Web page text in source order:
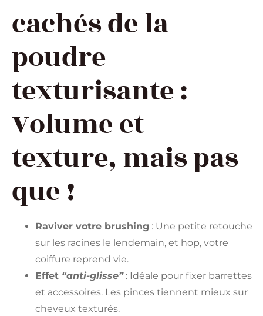
cachés de la
poudre
texturisante :
Volume et
texture, mais pas
que !
Raviver votre brushing : Une petite retouche
sur les racines le lendemain, et hop, votre
coiffure reprend vie.
Effet “anti-glisse”: Idéale pour fixer barrettes
et accessoires. Les pinces tiennent mieux sur
cheveux texturés.